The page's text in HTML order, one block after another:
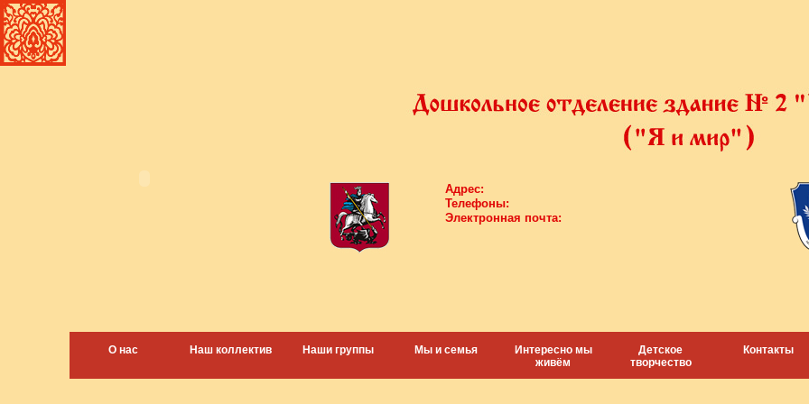
Адрес:
Телефоны:
Электронная почта:
О нас Наш коллектив Наши группы Мы и семья
Интересно мы
живём
Детское
творчество
Контакты